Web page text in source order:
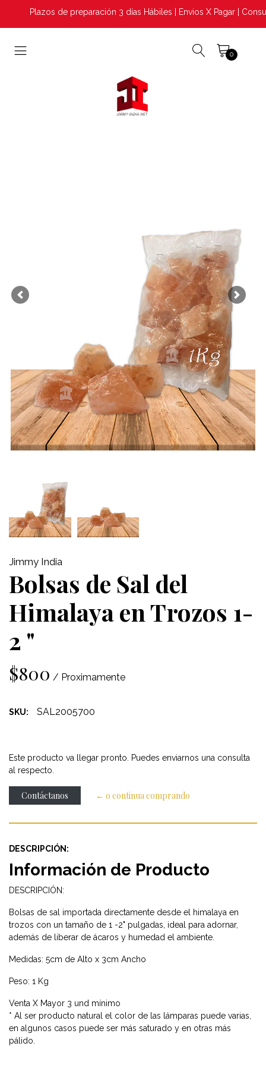
Plazos de preparación 3 días Hábiles | Envios X Pagar |
0
Previous Next
Jimmy India
Bolsas de Sal del
Himalaya en Trozos 1-
2 "
$800 / Proximamente
SKU: SAL2005700
Este producto va llegar pronto. Puedes enviarnos una consulta
al respecto.
Contáctanos ← o continua comprando
DESCRIPCIÓN:
Información de Producto
DESCRIPCIÓN:
Bolsas de sal importada directamente desde el himalaya en
trozos con un tamaño de 1 -2" pulgadas, ideal para adornar,
además de liberar de ácaros y humedad el ambiente.
Medidas: 5cm de Alto x 3cm Ancho
Peso: 1 Kg
Venta X Mayor 3 und mínimo
* Al ser producto natural el color de las lámparas puede varias,
en algunos casos puede ser más saturado y en otras más
pálido.